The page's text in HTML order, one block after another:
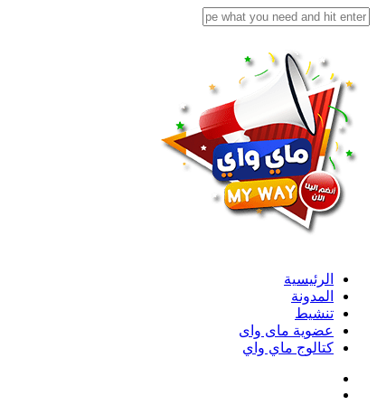
الرئيسية
المدونة
تنشيط
عضوية ماى واى
كتالوج ماي واي